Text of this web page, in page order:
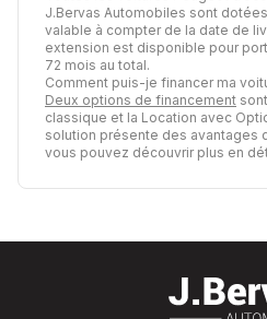
J.Bervas Automobiles sont
valable à compter de la date de
extension est disponible pour
72 mois au total.
Comment puis-je financer ma
Deux options de financement
classique et la Location avec
solution présente des avantages
vous pouvez découvrir plus en